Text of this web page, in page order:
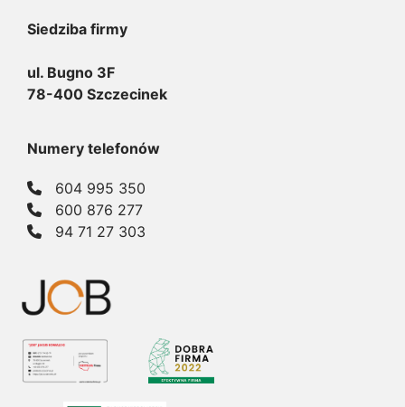
Siedziba firmy
ul. Bugno 3F
78-400 Szczecinek
Numery telefonów
604 995 350
600 876 277
94 71 27 303